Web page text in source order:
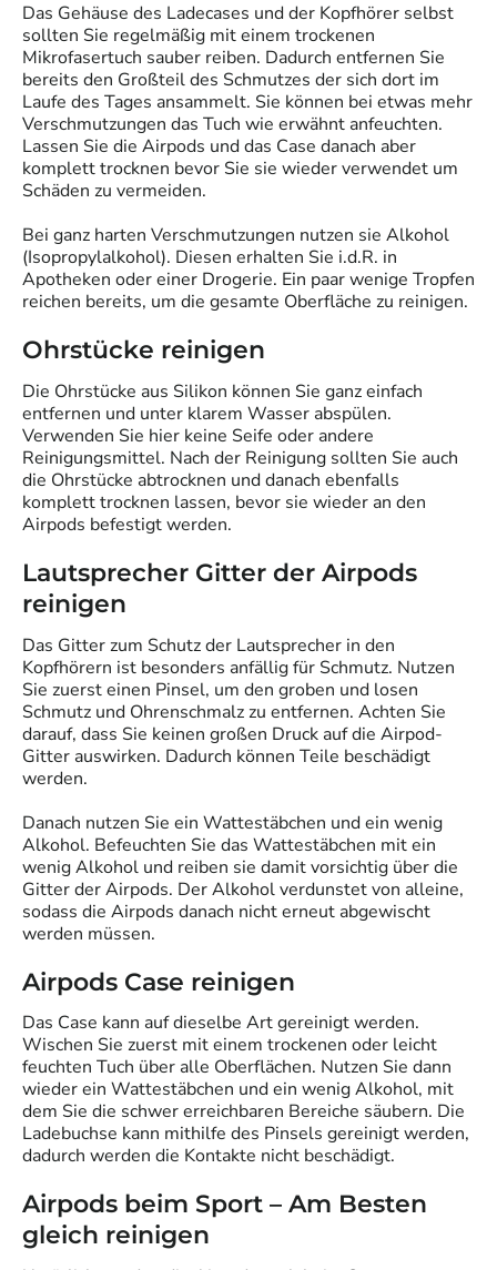
Das Gehäuse des Ladecases und der Kopfhörer selbst
sollten Sie regelmäßig mit einem trockenen
Mikrofasertuch sauber reiben. Dadurch entfernen Sie
bereits den Großteil des Schmutzes der sich dort im
Laufe des Tages ansammelt. Sie können bei etwas mehr
Verschmutzungen das Tuch wie erwähnt anfeuchten.
Lassen Sie die Airpods und das Case danach aber
komplett trocknen bevor Sie sie wieder verwendet um
Schäden zu vermeiden.
Bei ganz harten Verschmutzungen nutzen sie Alkohol
(Isopropylalkohol). Diesen erhalten Sie i.d.R. in
Apotheken oder einer Drogerie. Ein paar wenige Tropfen
reichen bereits, um die gesamte Oberfläche zu reinigen.
Ohrstücke reinigen
Die Ohrstücke aus Silikon können Sie ganz einfach
entfernen und unter klarem Wasser abspülen.
Verwenden Sie hier keine Seife oder andere
Reinigungsmittel. Nach der Reinigung sollten Sie auch
die Ohrstücke abtrocknen und danach ebenfalls
komplett trocknen lassen, bevor sie wieder an den
Airpods befestigt werden.
Lautsprecher Gitter der Airpods
reinigen
Das Gitter zum Schutz der Lautsprecher in den
Kopfhörern ist besonders anfällig für Schmutz. Nutzen
Sie zuerst einen Pinsel, um den groben und losen
Schmutz und Ohrenschmalz zu entfernen. Achten Sie
darauf, dass Sie keinen großen Druck auf die Airpod-
Gitter auswirken. Dadurch können Teile beschädigt
werden.
Danach nutzen Sie ein Wattestäbchen und ein wenig
Alkohol. Befeuchten Sie das Wattestäbchen mit ein
wenig Alkohol und reiben sie damit vorsichtig über die
Gitter der Airpods. Der Alkohol verdunstet von alleine,
sodass die Airpods danach nicht erneut abgewischt
werden müssen.
Airpods Case reinigen
Das Case kann auf dieselbe Art gereinigt werden.
Wischen Sie zuerst mit einem trockenen oder leicht
feuchten Tuch über alle Oberflächen. Nutzen Sie dann
wieder ein Wattestäbchen und ein wenig Alkohol, mit
dem Sie die schwer erreichbaren Bereiche säubern. Die
Ladebuchse kann mithilfe des Pinsels gereinigt werden,
dadurch werden die Kontakte nicht beschädigt.
Airpods beim Sport – Am Besten
gleich reinigen